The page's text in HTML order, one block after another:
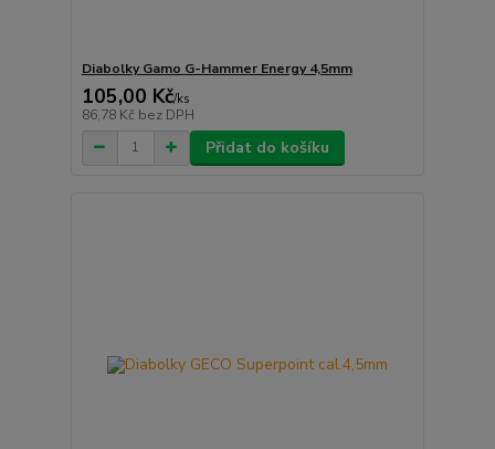
Diabolky Gamo G-Hammer Energy 4,5mm
105,00 Kč/ks
86,78 Kč bez DPH
Přidat do košíku